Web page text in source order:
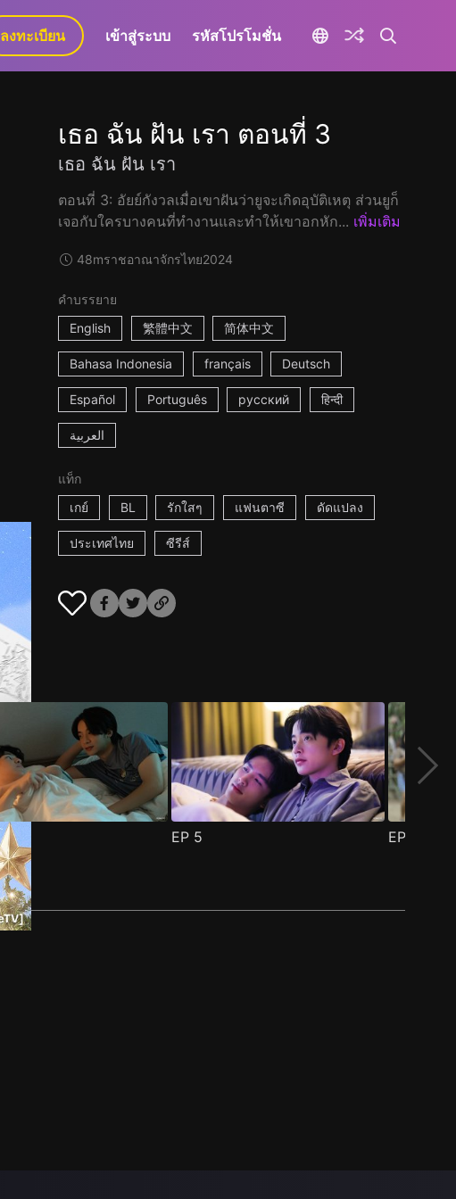
GaLa+
ลงทะเบียน เข้าสู่ระบบ รหัสโปรโมชั่น
เธอ ฉัน ฝัน เรา ตอนที่ 3
เธอ ฉัน ฝัน เรา
ตอนที่ 3: อัยย์กังวลเมื่อเขาฝันว่ายูจะเกิดอุบัติเหตุ ส่วนยูก็
เจอกับใครบางคนที่ทำงานและทำให้เขาอกหัก... เพิ่มเติม
48mราชอาณาจักรไทย2024
คำบรรยาย
English
繁體中文 简体中文
Bahasa Indonesia français Deutsch
Español Português русский हिन्दी
العربية
แท็ก
เกย์
BL รักใสๆ แฟนตาซี ดัดแปลง
ประเทศไทย ซีรีส์
EP 5 EP